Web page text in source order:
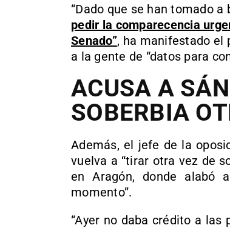
“Dado que se han tomado
pedir la comparecencia
Senado”, ha manifestado el
a la gente de “datos para
ACUSA A
SOBERBIA
Además, el jefe de la
vuelva a “tirar otra vez de
en Aragón, donde alabó
momento”.
“Ayer no daba crédito a